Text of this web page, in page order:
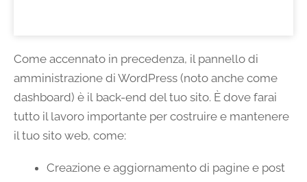
Come accennato in precedenza, il pannello di
amministrazione di WordPress (noto anche come
dashboard) è il back-end del tuo sito. È dove farai
tutto il lavoro importante per costruire e mantenere
il tuo sito web, come:
Creazione e aggiornamento di pagine e post